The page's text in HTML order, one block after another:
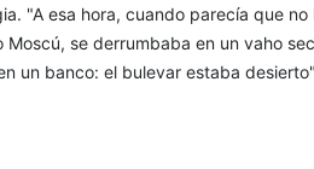
"A esa hora, cuando parecía que
se derrumbaba en un vaho
un banco: el bulevar estaba